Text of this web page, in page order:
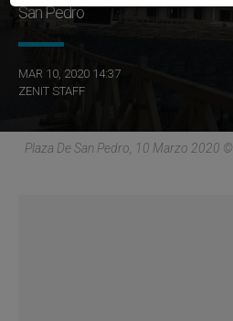
San Pedro
MAR 10, 2020 14:37
ZENIT STAFF
Plaza De San Pedro, 10 Marzo 2020